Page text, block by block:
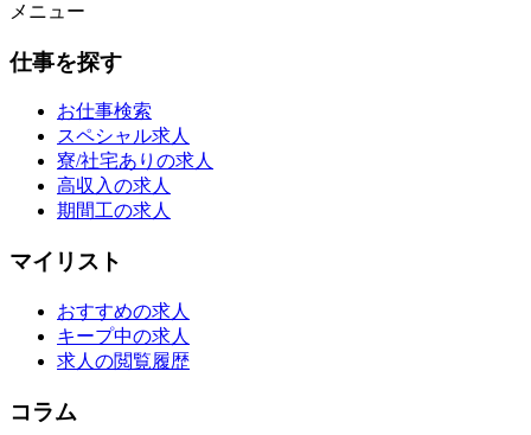
メニュー
仕事を探す
お仕事検索
スペシャル求人
寮/社宅ありの求人
高収入の求人
期間工の求人
マイリスト
おすすめの求人
キープ中の求人
求人の閲覧履歴
コラム